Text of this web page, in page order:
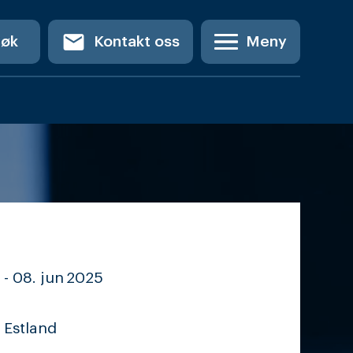
email Kontakt oss Meny
08. jun 2025